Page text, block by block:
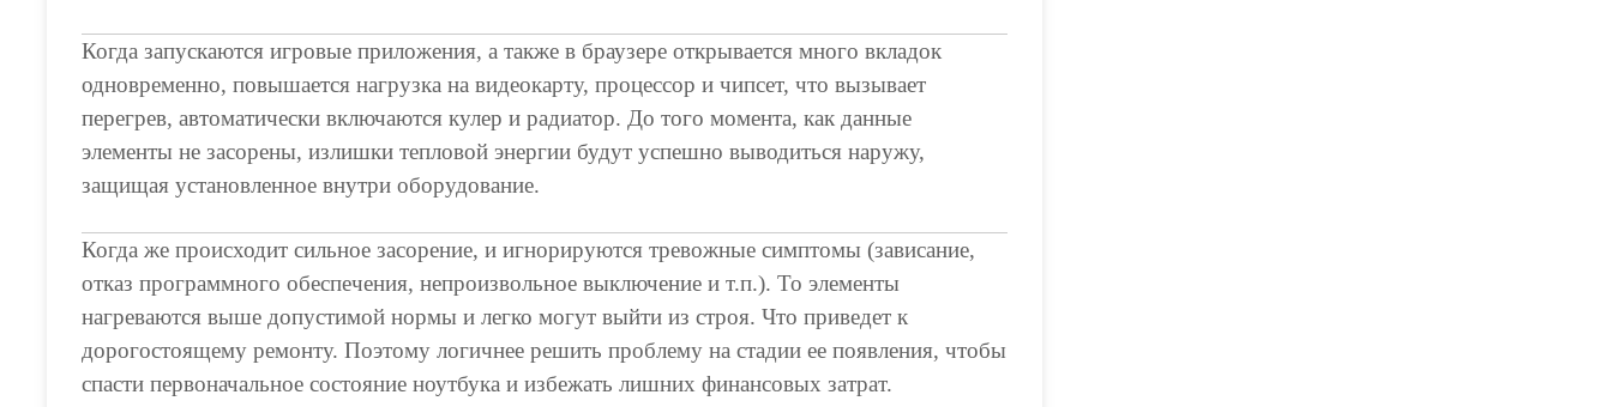
Когда запускаются игровые приложения, а также в браузере открывается много вкладок
одновременно, повышается нагрузка на видеокарту, процессор и чипсет, что вызывает
перегрев, автоматически включаются кулер и радиатор. До того момента, как данные
элементы не засорены, излишки тепловой энергии будут успешно выводиться наружу,
защищая установленное внутри оборудование.
Когда же происходит сильное засорение, и игнорируются тревожные симптомы (зависание,
отказ программного обеспечения, непроизвольное выключение и т.п.). То элементы
нагреваются выше допустимой нормы и легко могут выйти из строя. Что приведет к
дорогостоящему ремонту. Поэтому логичнее решить проблему на стадии ее появления, чтобы
спасти первоначальное состояние ноутбука и избежать лишних финансовых затрат.